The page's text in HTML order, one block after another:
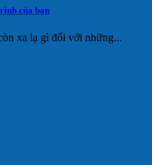
của bạn
xa lạ gì đối với những...